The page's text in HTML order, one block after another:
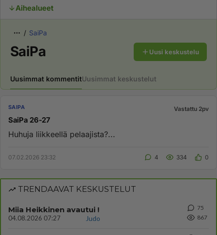
Aihealueet
SaiPa
SaiPa Uusi keskustelu
Uusimmat kommentitUusimmat keskustelut
SAIPA Vastattu 2pv
SaiPa 26-27
Huhuja liikkeellä pelaajista?...
07.02.2026 23:32 4 334 0
TRENDAAVAT KESKUSTELUT
Miia Heikkinen avautui !
04.08.2026 07:27 Judo
75
867